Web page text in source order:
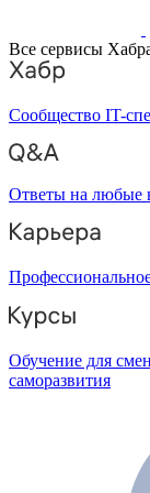
Все сервисы
Сообщество IT-
Ответы на любые
Обучение для
саморазвития